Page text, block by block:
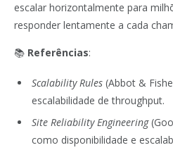
escalar horizontalmente para
responder lentamente a cada
📚 Referências:
Scalability Rules (Abbot &
escalabilidade de throughput.
Site Reliability Engineering
como disponibilidade e